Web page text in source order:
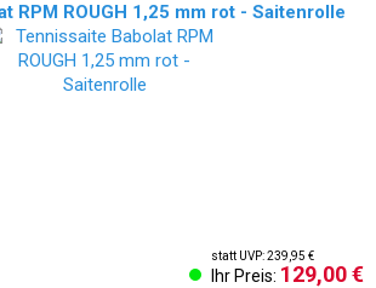
RPM ROUGH 1,25 mm rot - Saitenrolle
statt UVP: 239,95 €
Ihr Preis: 129,00 €